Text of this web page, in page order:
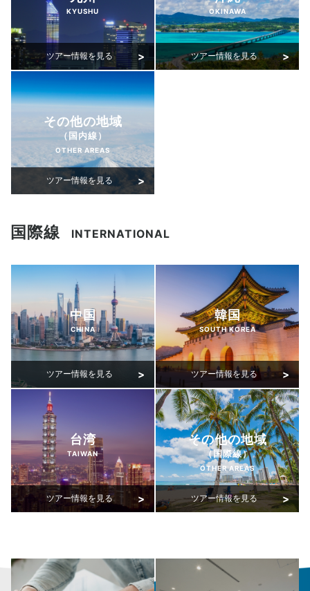
KYUSHU OKINAWA
その他の地域
（国内線）
OTHER AREAS
国際線 INTERNATIONAL
中国
CHINA
韓国
SOUTH KOREA
台湾
TAIWAN
その他の地域
（国際線）
OTHER AREAS